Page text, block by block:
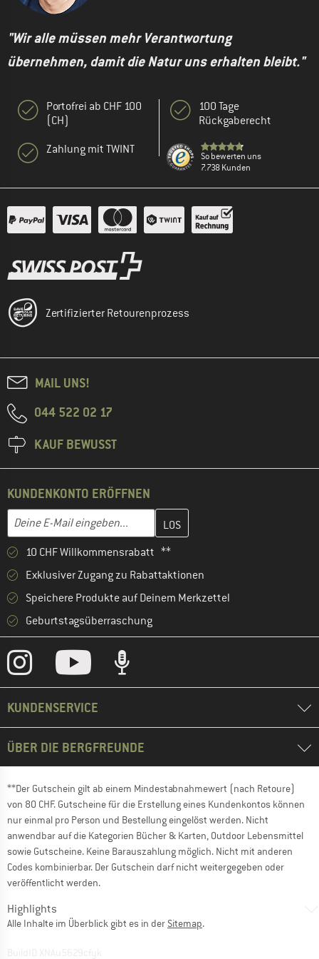
"Wir alle müssen mehr Verantwortung
übernehmen, damit die Natur uns erhalten bleibt."
Portofrei ab CHF 100
(CH)
Zahlung mit TWINT
100 Tage
Rückgaberecht
So bewerten uns
7.738 Kunden
Zertifizierter Retourenprozess
MAIL UNS!
044 522 02 17
KAUF BEWUSST
KUNDENKONTO ERÖFFNEN
E-Mail-Adresse
Gib hier deine E-Mail-Adresse ein und erstelle im nächsten
10 CHF Willkommensrabatt **
Exklusiver Zugang zu Rabattaktionen
Speichere Produkte auf Deinem Merkzettel
Geburtstagsüberraschung
KUNDENSERVICE
ÜBER DIE BERGFREUNDE
**Der Gutschein gilt ab einem Mindestabnahmewert (nach Retoure)
von 80 CHF. Gutscheine für die Erstellung eines Kundenkontos können
nur einmal pro Person und Bestellung eingelöst werden. Nicht
anwendbar auf die Kategorien Bücher & Karten, Outdoor Lebensmittel
sowie Gutscheine. Keine Barauszahlung möglich. Nicht mit anderen
Codes kombinierbar. Der Gutschein darf nicht weitergegeben oder
veröffentlicht werden.
Highlights
Alle Inhalte im Überblick gibt es in der Sitemap.